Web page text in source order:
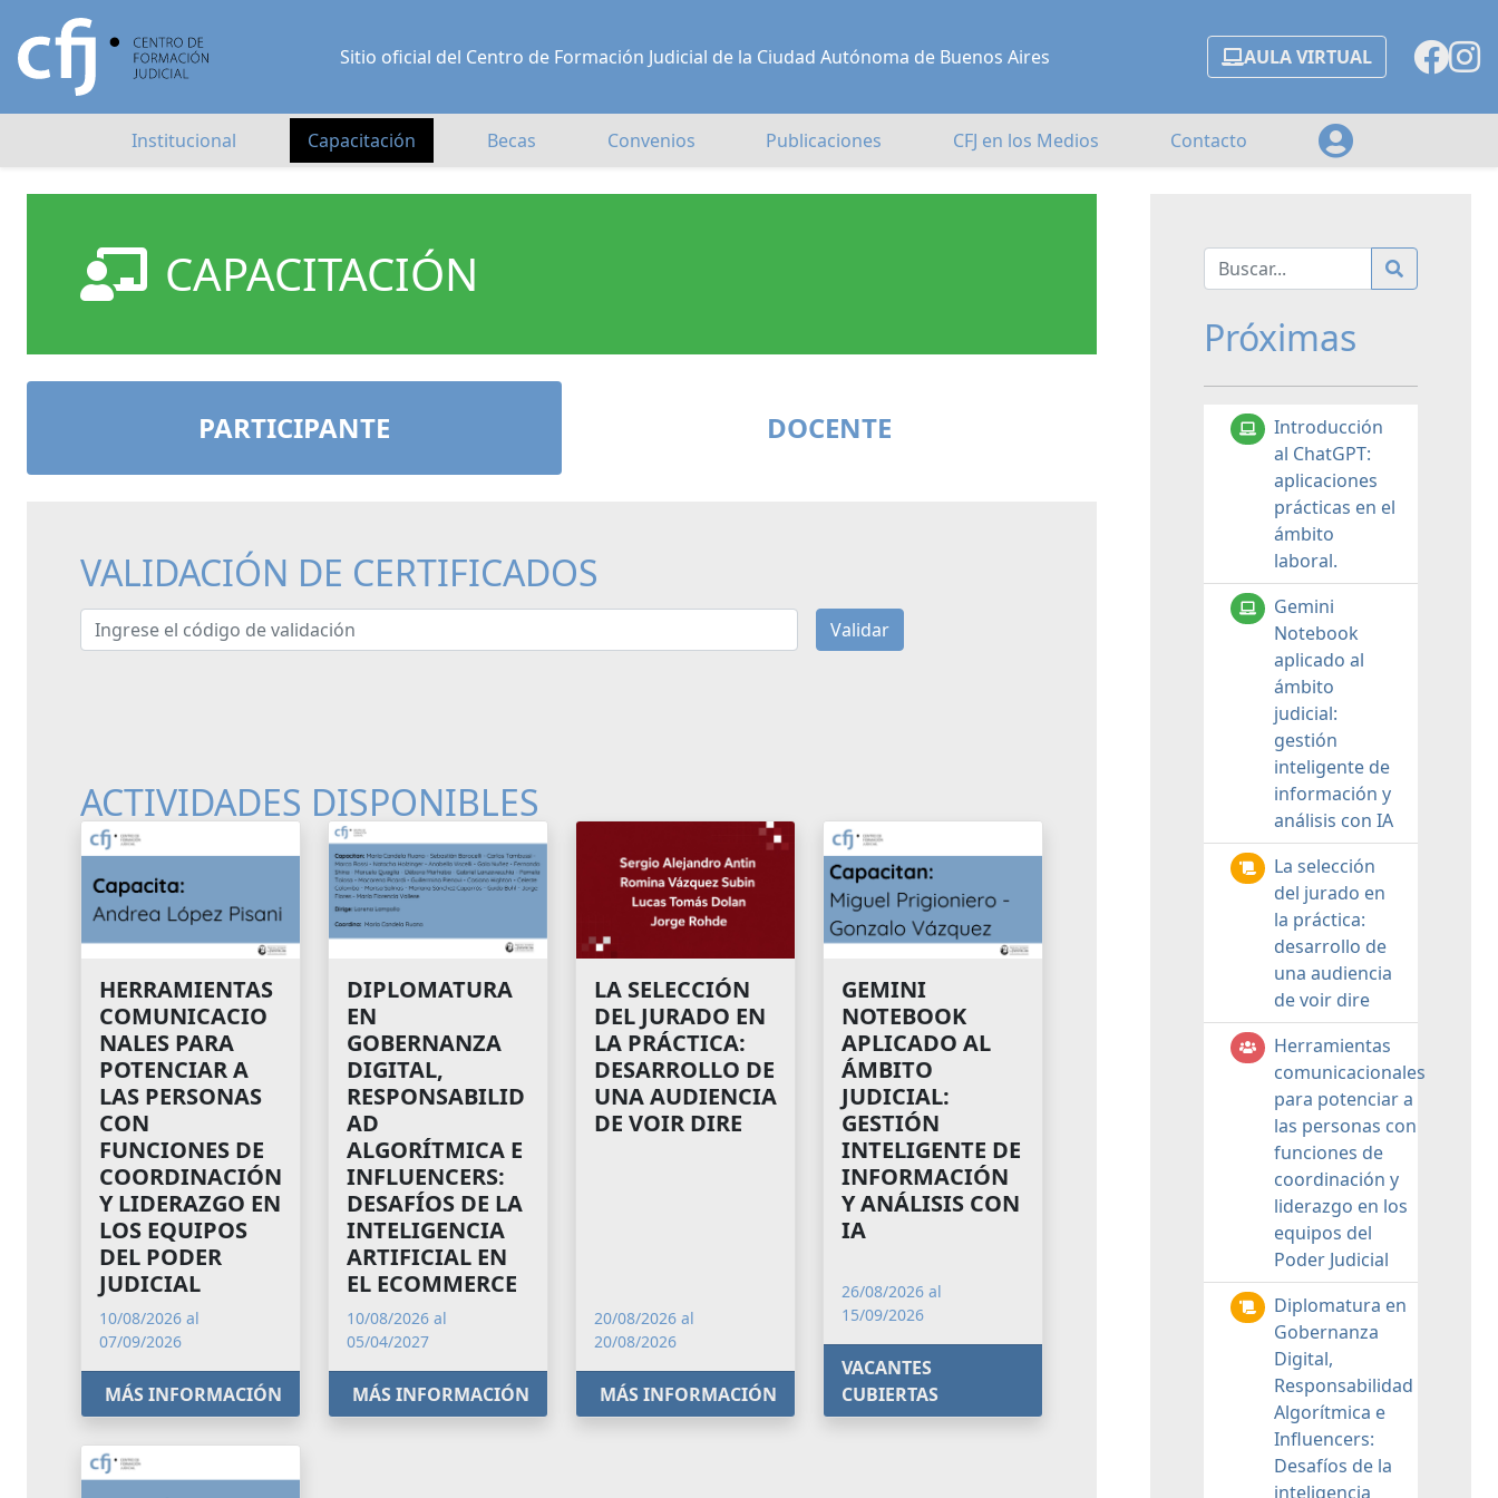
Sitio oficial del Centro de Formación Judicial de la Ciudad Autónoma de Buenos Aires AULA VIRTUAL
Institucional Capacitación Becas Convenios Publicaciones CFJ en los Medios Contacto
CAPACITACIÓN
PARTICIPANTE DOCENTE
VALIDACIÓN DE CERTIFICADOS
Ingrese el código de validación Validar
ACTIVIDADES DISPONIBLES
HERRAMIENTAS
COMUNICACIO
NALES PARA
POTENCIAR A
LAS PERSONAS
CON
FUNCIONES DE
COORDINACIÓN
Y LIDERAZGO EN
LOS EQUIPOS
DEL PODER
JUDICIAL
10/08/2026 al
07/09/2026
MÁS INFORMACIÓN
DIPLOMATURA
EN
GOBERNANZA
DIGITAL,
RESPONSABILID
AD
ALGORÍTMICA E
INFLUENCERS:
DESAFÍOS DE LA
INTELIGENCIA
ARTIFICIAL EN
EL ECOMMERCE
10/08/2026 al
05/04/2027
MÁS INFORMACIÓN
LA SELECCIÓN
DEL JURADO EN
LA PRÁCTICA:
DESARROLLO DE
UNA AUDIENCIA
DE VOIR DIRE
20/08/2026 al
20/08/2026
MÁS INFORMACIÓN
GEMINI
NOTEBOOK
APLICADO AL
ÁMBITO
JUDICIAL:
GESTIÓN
INTELIGENTE DE
INFORMACIÓN
Y ANÁLISIS CON
IA
26/08/2026 al
15/09/2026
VACANTES
CUBIERTAS
Próximas
Introducción
al ChatGPT:
aplicaciones
prácticas en el
ámbito
laboral.
Gemini
Notebook
aplicado al
ámbito
judicial:
gestión
inteligente de
información y
análisis con IA
La selección
del jurado en
la práctica:
desarrollo de
una audiencia
de voir dire
Herramientas
comunicacionales
para potenciar a
las personas con
funciones de
coordinación y
liderazgo en los
equipos del
Poder Judicial
Diplomatura en
Gobernanza
Digital,
Responsabilidad
Algorítmica e
Influencers:
Desafíos de la
inteligencia